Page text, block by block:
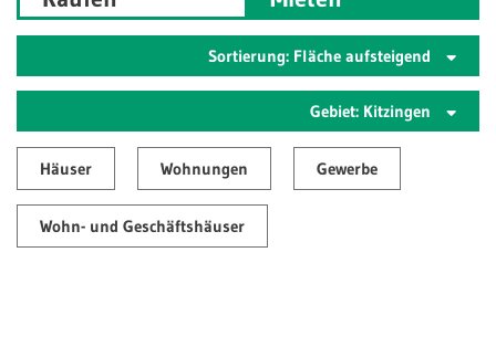
Sortierung: Fläche aufsteigend
Gebiet: Kitzingen
Häuser Wohnungen Gewerbe
Wohn- und Geschäftshäuser